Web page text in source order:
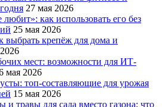
27 мая 2026
как использовать его без
25 мая 2026
выбрать крепёж для дома и
мест: возможности для ИТ-
мая 2026
топ‑составляющие для урожая
15 мая 2026
и травы для сада вместо газона: что